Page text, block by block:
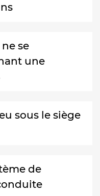
se
une
sous le siège
de